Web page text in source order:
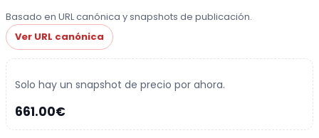
Basado en URL canónica y snapshots de publicación.
Ver URL canónica
Solo hay un snapshot de precio por ahora.
661.00€